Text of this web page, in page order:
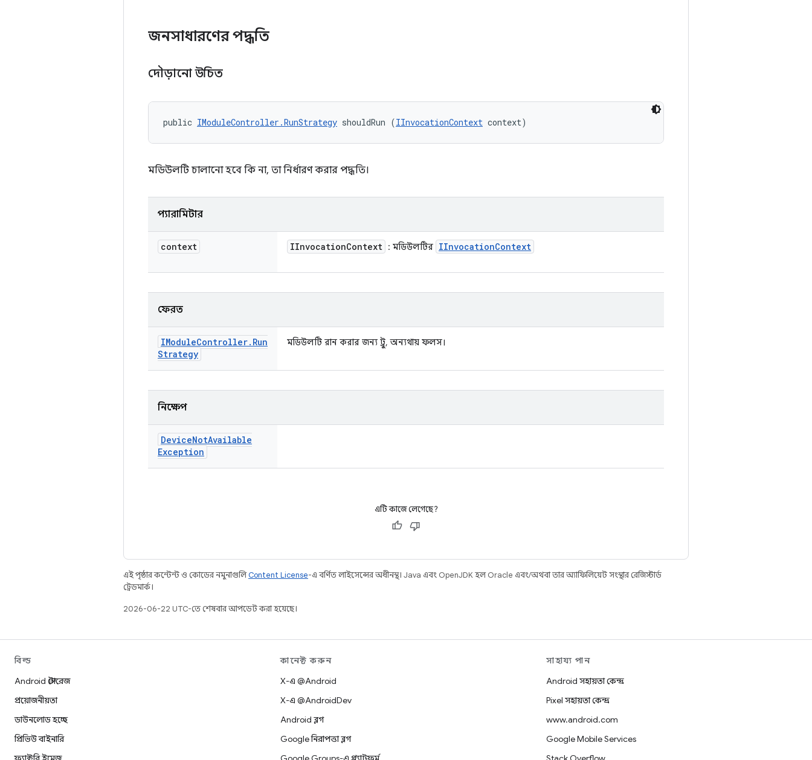
জনসাধারণের পদ্ধতি
দৌড়ানো উচিত
public IModuleController.RunStrategy shouldRun (IInvocationContext context)
মডিউলটি চালানো হবে কি না, তা নির্ধারণ করার পদ্ধতি।
প্যারামিটার
context IInvocationContext : মডিউলটির IInvocationContext
ফেরত
IModuleController. Run
Strategy
মডিউলটি রান করার জন্য ট্রু, অন্যথায় ফলস।
নিক্ষেপ
DeviceNotAvailable
Exception
এটি কাজে লেগেছে?
এই পৃষ্ঠার কন্টেন্ট ও কোডের নমুনাগুলিContent License-এ বর্ণিত লাইসেন্সের অধীনস্থ। Java এবং OpenJDK হল Oracle এবং/অথবা তার অ্যাফিলিয়েট সংস্থার রেজিস্টার্ড
ট্রেডমার্ক।
2026-06-22 UTC-তে শেষবার আপডেট করা হয়েছে।
বিল্ড
Android স্টোরেজ
প্রয়োজনীয়তা
ডাউনলোড হচ্ছে
প্রিভিউ বাইনারি
কানেক্ট করুন
X-এ @Android
X-এ @AndroidDev
Android ব্লগ
Google নিরাপত্তা ব্লগ
সাহায্য পান
Android সহায়তা কেন্দ্র
Pixel সহায়তা কেন্দ্র
www.android.com
Google Mobile Services